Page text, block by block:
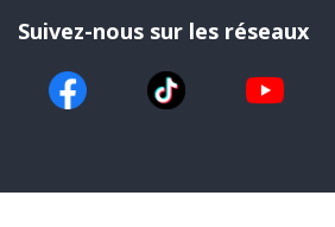
Suivez-nous sur les réseaux